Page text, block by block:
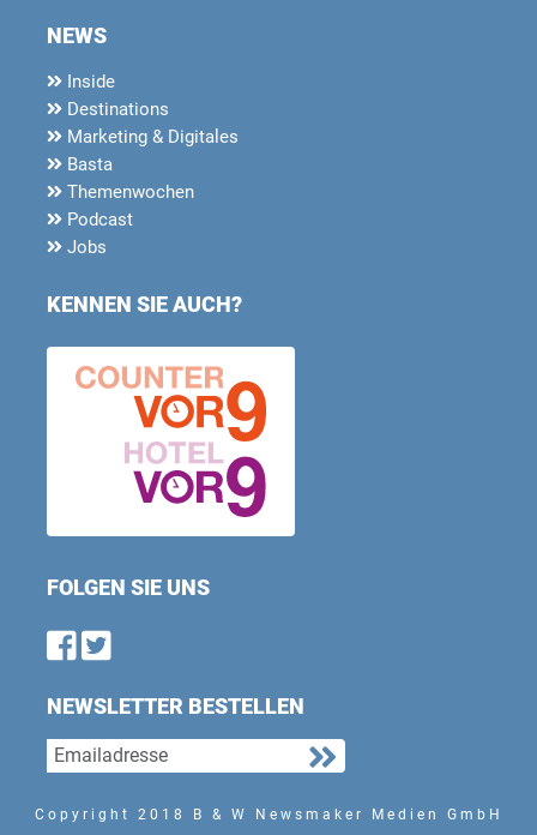
NEWS
Inside
Destinations
Marketing & Digitales
Basta
Themenwochen
Podcast
Jobs
KENNEN SIE AUCH?
FOLGEN SIE UNS
Find us on Facebook
Follow us on Twitter
NEWSLETTER BESTELLEN
Copyright 2018 B & W Newsmaker Medien GmbH